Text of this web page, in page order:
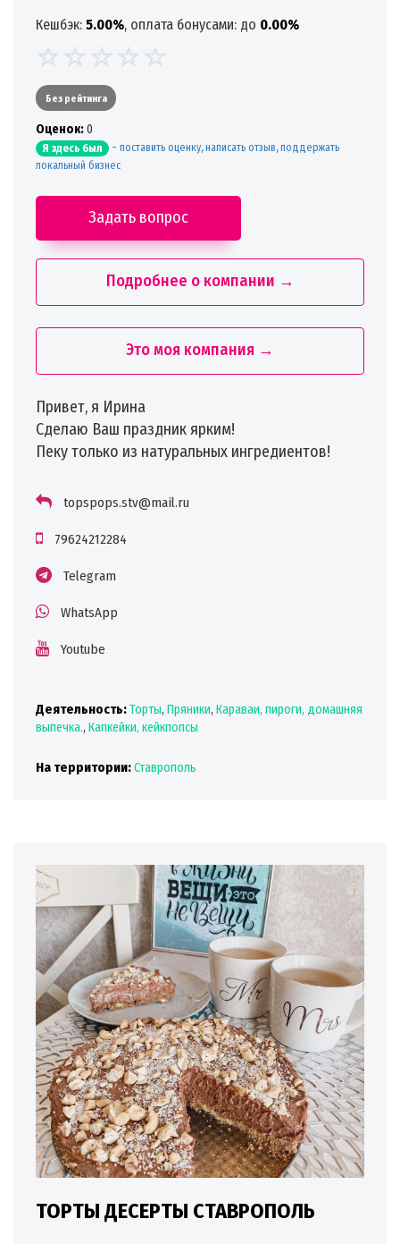
Кешбэк: 5.00%, оплата бонусами: до 0.00%
Без рейтинга
Oценок:0
Я здесь был - поставить оценку, написать отзыв, поддержать
локальный бизнес
Задать вопрос
Подробнее о компании →
Это моя компания →
Привет, я Ирина
Сделаю Ваш праздник ярким!
Пеку только из натуральных ингредиентов!
topspops.stv@mail.ru
79624212284
Telegram
WhatsApp
Youtube
Деятельность:Торты, Пряники, Караваи, пироги, домашняя
выпечка., Капкейки, кейкпопсы
На территории:Ставрополь
ТОРТЫ ДЕСЕРТЫ СТАВРОПОЛЬ